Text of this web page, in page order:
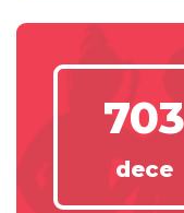
703
dece